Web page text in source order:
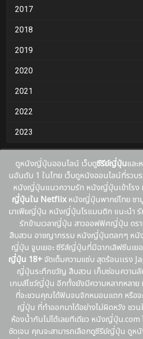
2017
2018
2019
2020
2021
2022
2023
ดูหนังญี่ปุ่นออนไลน์ เว็บดูซีรีย์ญี่ปุ่นแล
นอันดับ 1 ในไทย เว็บดูหนังออนไลน์ที่รวบ
หนังญี่ปุ่นแนวความรัก หนังญี่ปุ่นเข้าโร
ญี่ปุ่นใน Netflixหนังญี่ปุ่นพากย์ไทย ซา
มาเฟียญี่ปุ่น หนังญี่ปุ่นโรแมนติก แนะนํา รั
รักข้ามเวลาญี่ปุ่น สาวออฟฟิศญี่ปุ่น ดร
สืบสวน อาชญากรรม หนังญี่ปุ่นตลกๆ หนั
ญี่ปุ่น จูบเยอะ ซีรีส์ญี่ปุ่นที่มีฉากเลิฟซีนเย
ญี่ปุ่น 18+จัดเต็มความแซ่บ สุดร้อนเเรง
ญี่ปุ่นระทึกขวัญ สืบสวน เก็บซ่อนความลั
เกมส์โชว์ญี่ปุ่น อีกทั้งยังมีความหลากหลาย
ที่จะชวนคุณได้ฟินจนจิกหมอนแตก หรือ
ญี่ปุ่น ที่ทำออกมาได้อย่างไม่ผิดหวัง ชวน
ห้องน้ำกันไม่ได้เลยทีเดียว หนังญี่ปุ่น.com
ชัดเจน คุณจะสามารถเลือกดูซีรีย์ญี่ปุ่น ดูห